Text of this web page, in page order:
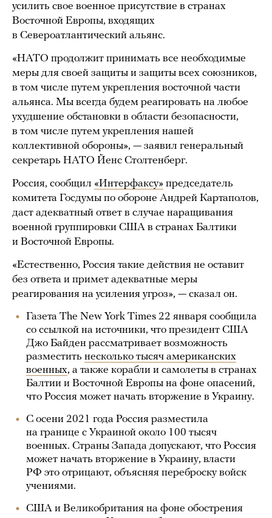
усилить свое военное присутствие в странах
Восточной Европы, входящих
в Североатлантический альянс.
«НАТО продолжит принимать все необходимые
меры для своей защиты и защиты всех союзников,
в том числе путем укрепления восточной части
альянса. Мы всегда будем реагировать на любое
ухудшение обстановки в области безопасности,
в том числе путем укрепления нашей
коллективной обороны», — заявил генеральный
секретарь НАТО Йенс Столтенберг.
Россия, сообщил «Интерфаксу» председатель
комитета Госдумы по обороне Андрей Картаполов,
даст адекватный ответ в случае наращивания
военной группировки США в странах Балтики
и Восточной Европы.
«Естественно, Россия такие действия не оставит
без ответа и примет адекватные меры
реагирования на усиления угроз», — сказал он.
Газета The New York Times 22 января сообщила
со ссылкой на источники, что президент США
Джо Байден рассматривает возможность
разместить несколько тысяч американских
военных, а также корабли и самолеты в странах
Балтии и Восточной Европы на фоне опасений,
что Россия может начать вторжение в Украину.
С осени 2021 года Россия разместила
на границе с Украиной около 100 тысяч
военных. Страны Запада допускают, что Россия
может начать вторжение в Украину, власти
РФ это отрицают, объясняя переброску войск
учениями.
США и Великобритания на фоне обострения